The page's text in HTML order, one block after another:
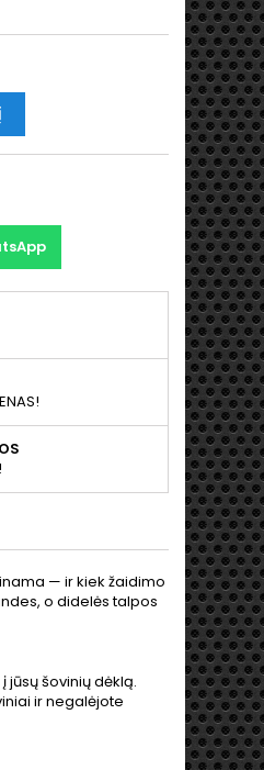
— ir kiek žaidimo
o didelės talpos
šovinių dėklą.
ir negalėjote